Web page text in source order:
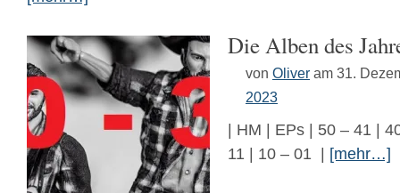
Die Alben des
von Oliver am 31.
2023
| HM | EPs | 50 – 41 |
11 | 10 – 01 | [mehr…]